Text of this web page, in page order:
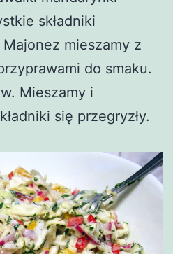
składniki
mieszamy z
do smaku.
Mieszamy i
się przegryzły.